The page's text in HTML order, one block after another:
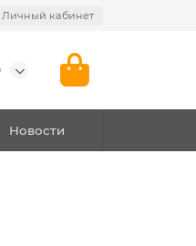
Личный кабинет
Новости